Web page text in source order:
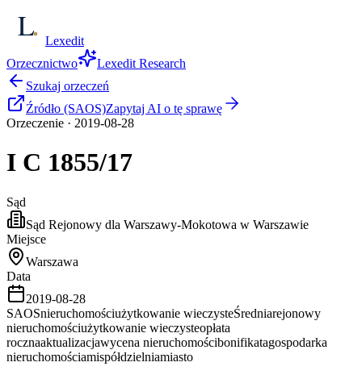
Lexedit
Orzecznictwo
Lexedit Research
Szukaj orzeczeń
Źródło (SAOS)Zapytaj AI o tę sprawę
Orzeczenie · 2019-08-28
I C 1855/17
Sąd
Sąd Rejonowy dla Warszawy-Mokotowa w Warszawie
Miejsce
Warszawa
Data
2019-08-28
SAOSnieruchomościużytkowanie wieczysteŚredniarejonowy
nieruchomościużytkowanie wieczysteopłata
rocznaaktualizacjawycena nieruchomościbonifikatagospodarka
nieruchomościamispółdzielniamiasto